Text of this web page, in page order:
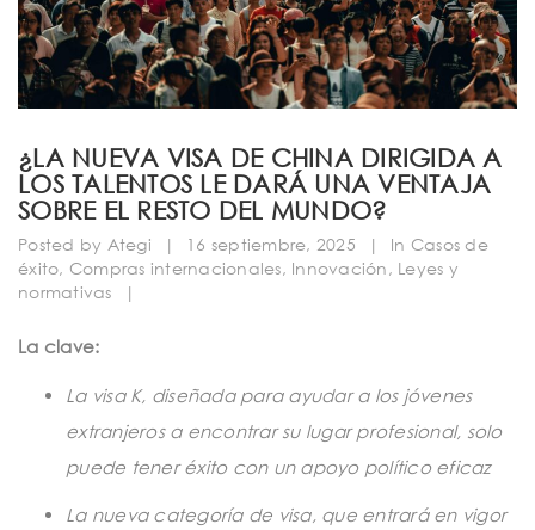
n
a
v
i
¿LA NUEVA VISA DE CHINA DIRIGIDA A
LOS TALENTOS LE DARÁ UNA VENTAJA
SOBRE EL RESTO DEL MUNDO?
Posted by Ategi | 16 septiembre, 2025 | In Casos de
éxito, Compras internacionales, Innovación, Leyes y
normativas
|
La clave:
La visa K, diseñada para ayudar a los jóvenes
extranjeros a encontrar su lugar profesional, solo
puede tener éxito con un apoyo político eficaz
La nueva categoría de visa, que entrará en vigor